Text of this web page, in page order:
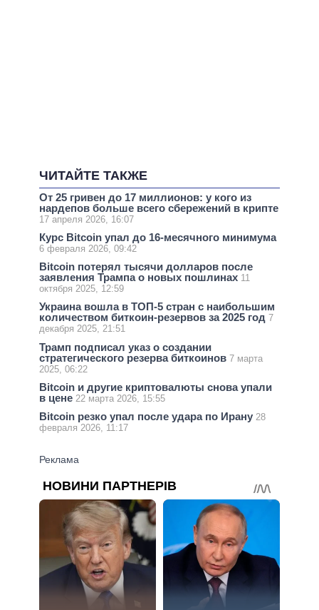
ЧИТАЙТЕ ТАКЖЕ
От 25 гривен до 17 миллионов: у кого из
нардепов больше всего сбережений в крипте
17 апреля 2026, 16:07
Курс Bitcoin упал до 16-месячного минимума
6 февраля 2026, 09:42
Bitcoin потерял тысячи долларов после
заявления Трампа о новых пошлинах 11
октября 2025, 12:59
Украина вошла в ТОП-5 стран с наибольшим
количеством биткоин-резервов за 2025 год 7
декабря 2025, 21:51
Трамп подписал указ о создании
стратегического резерва биткоинов 7 марта
2025, 06:22
Bitcoin и другие криптовалюты снова упали
в цене 22 марта 2026, 15:55
Bitcoin резко упал после удара по Ирану 28
февраля 2026, 11:17